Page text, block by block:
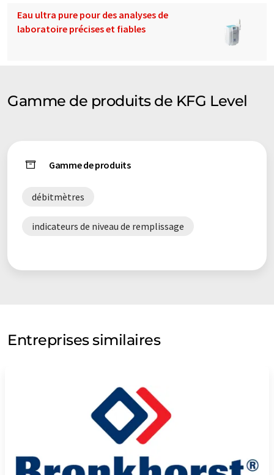
Eau ultra pure pour des analyses de
laboratoire précises et fiables
Gamme de produits de KFG Level
Gamme de produits
débitmètres
indicateurs de niveau de remplissage
Entreprises similaires